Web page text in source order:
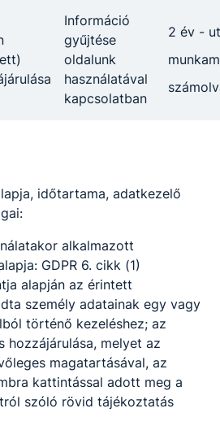
tanulók
bögre forró teánál
Információ
gyűjtése
oldalunk
használatával
kapcsolatban
2 év -
időtartama, adatkezelő
alkalmazott
GDPR 6. cikk (1)
alapján az érintett
személy adatainak egy vagy
történő kezeléshez; az
hozzájárulása, melyet az
magatartásával, az
kattintással adott meg a
szóló rövid tájékoztatás